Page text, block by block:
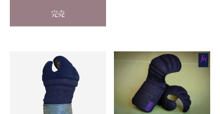
完売